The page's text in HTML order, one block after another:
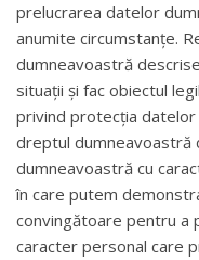
prelucrarea datelor
anumite circumstanțe.
dumneavoastră
situații și fac obiectul
privind protecția
dreptul dumneavoastră
dumneavoastră cu
în care putem
convingătoare pentru a
caracter personal care